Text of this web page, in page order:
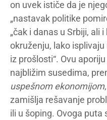
on uvek ističe da je
„nastavak politike
„čak i danas u Srbiji, ali
okruženju, lako
iz prošlosti“. Ovu
najbližim susedima,
uspešnom ekonomijom
zamišlja rešavanje
ili u šoping. Ovoga puta